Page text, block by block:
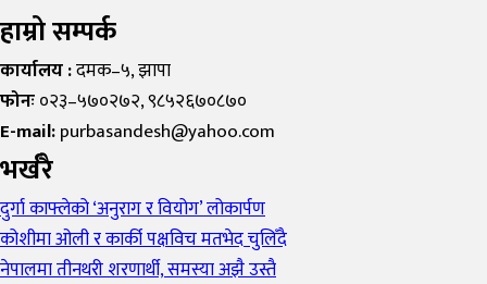
हाम्रो सम्पर्क
कार्यालय :दमक–५, झापा
फोनः०२३–५७०२७२, ९८५२६७०८७०
E-mail:purbasandesh@yahoo.com
भर्खरै
दुर्गा काफ्लेको ‘अनुराग र वियोग’ लोकार्पण
कोशीमा ओली र कार्की पक्षविच मतभेद चुलिँदै
नेपालमा तीनथरी शरणार्थी, समस्या अझै उस्तै